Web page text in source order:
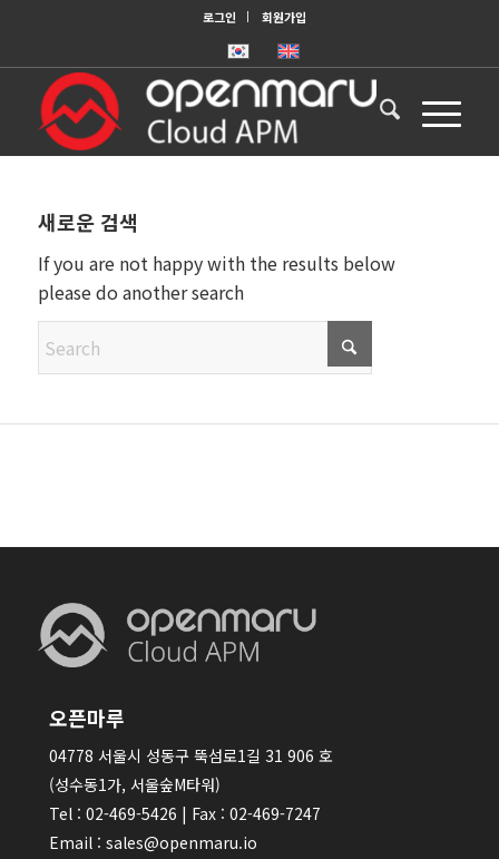
로그인 회원가입
새로운 검색
If you are not happy with the results below
please do another search
오픈마루
04778 서울시 성동구 뚝섬로1길 31 906 호
(성수동1가, 서울숲M타워)
Tel : 02-469-5426 | Fax : 02-469-7247
Email : sales@openmaru.io